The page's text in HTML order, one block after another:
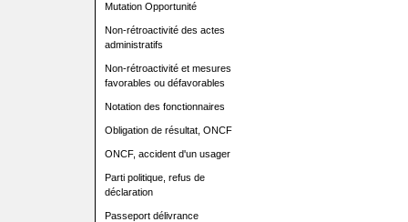
Mutation Opportunité
Non-rétroactivité des actes
administratifs
Non-rétroactivité et mesures
favorables ou défavorables
Notation des fonctionnaires
Obligation de résultat, ONCF
ONCF, accident d'un usager
Parti politique, refus de
déclaration
Passeport délivrance